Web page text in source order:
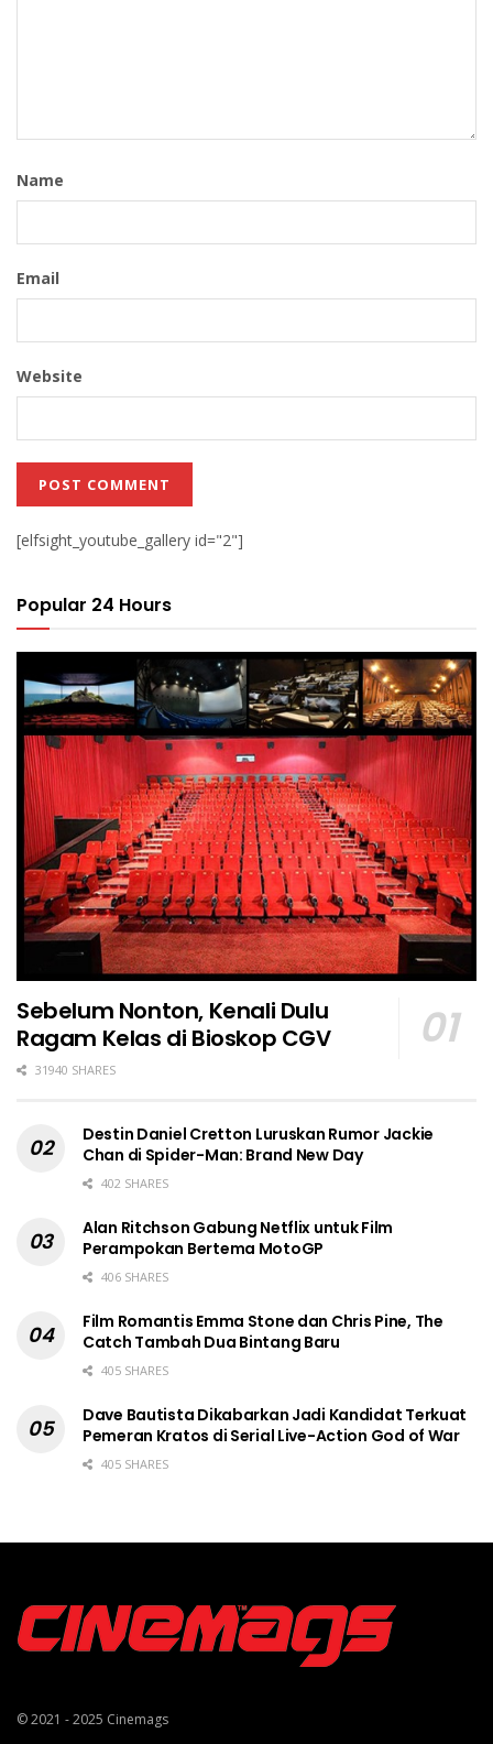
Name
Email
Website
[elfsight_youtube_gallery id="2"]
Popular 24 Hours
Sebelum Nonton, Kenali Dulu
Ragam Kelas di Bioskop CGV
31940 SHARES
Destin Daniel Cretton Luruskan Rumor Jackie
Chan di Spider-Man: Brand New Day
402 SHARES
Alan Ritchson Gabung Netflix untuk Film
Perampokan Bertema MotoGP
406 SHARES
Film Romantis Emma Stone dan Chris Pine, The
Catch Tambah Dua Bintang Baru
405 SHARES
Dave Bautista Dikabarkan Jadi Kandidat Terkuat
Pemeran Kratos di Serial Live-Action God of War
405 SHARES
© 2021 - 2025 Cinemags